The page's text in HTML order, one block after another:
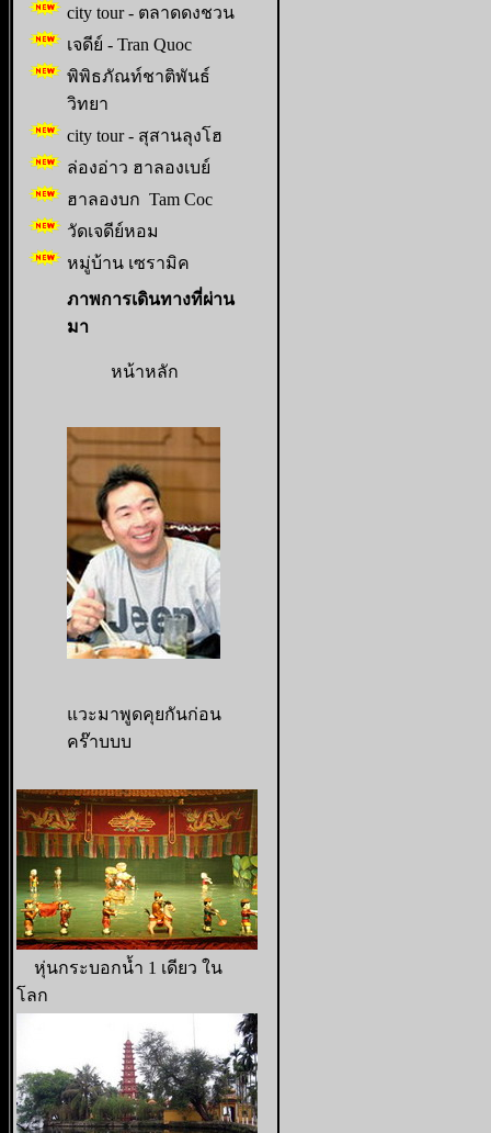
city tour - ตลาดดงชวน
เจดีย์ - Tran Quoc
พิพิธภัณท์ชาติพันธ์
วิทยา
city tour - สุสานลุงโฮ
ล่องอ่าว ฮาลองเบย์
ฮาลองบก Tam Coc
วัดเจดีย์หอม
หมู่บ้าน เซรามิค
ภาพการเดินทางที่ผ่าน
มา
หน้าหลัก
แวะมาพูดคุยกันก่อน
คร๊าบบบ
หุ่นกระบอกน้ำ 1 เดียว ใน
โลก